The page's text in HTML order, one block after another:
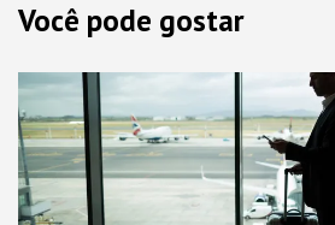
Você pode gostar